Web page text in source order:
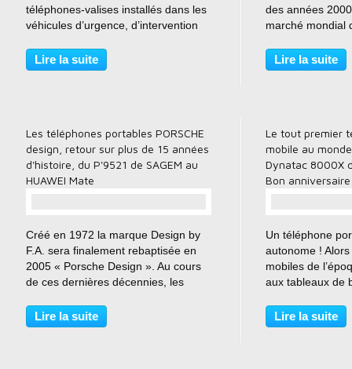
téléphones-valises installés dans les
véhicules d’urgence, d’intervention
souvenir du nom. Ces “big phones”
ont marqué une génération, et laissé
Lire la suite
des années
marché mondial
d’excellence
de design
Lire la suite
Les téléphones portables PORSCHE
design, retour sur plus de 15 années
d'histoire, du P'9521 de SAGEM au
HUAWEI Mate
Créé en 1972 la marque Design by
F.A. sera finalement rebaptisée en
2005 « Porsche Design ». Au cours
de ces dernières décennies, les
Design » ou « Design by F.A.
Porsche » sont devenus de
Lire la suite
Le tout premier
mobile au
Dynatac 8000X
Bon
Un téléphone
autonome !
mobiles de
aux tableaux de
révolution en
DynaTAC
Lire la suite